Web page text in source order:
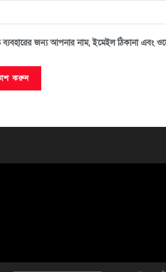
ব্যবহারের জন্য আপনার নাম, ইমেইল ঠিকানা এবং